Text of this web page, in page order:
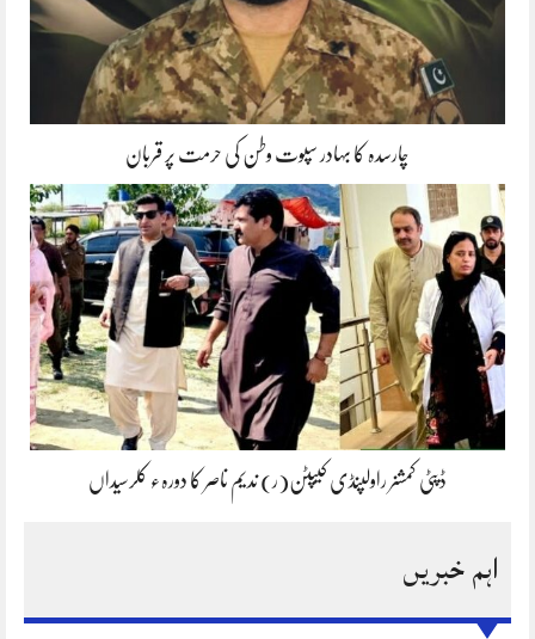
چارسدہ کا بہادر سپوت وطن کی حرمت پر قربان
ڈپٹی کمشنر راولپنڈی کیپٹن(ر) ندیم ناصر کا دورہء کلرسیداں
اہم خبریں